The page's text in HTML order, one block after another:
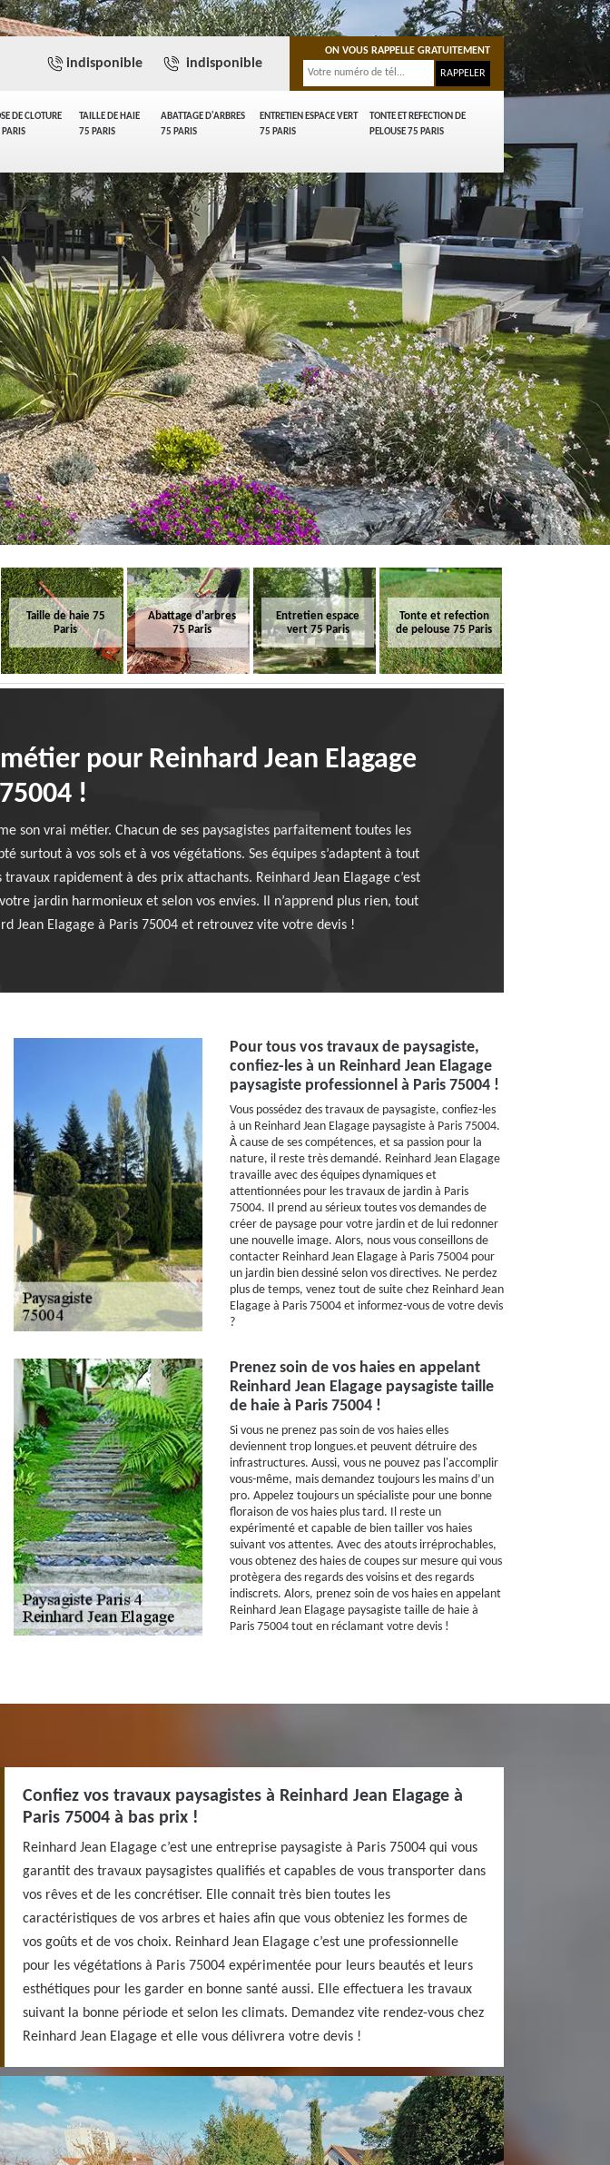
DE CLOTURE
TAILLE DE HAIE
75 PARIS
ABATTAGE D'ARBRES
75 PARIS
ENTRETIEN ESPACE VERT
75 PARIS
TONTE ET REFECTION DE
PELOUSE 75 PARIS
indisponible indisponible
ON VOUS RAPPELLE GRATUITEMENT
Taille de haie 75
Paris
Abattage d'arbres
75 Paris
Entretien espace
vert 75 Paris
Tonte et refection
de pelouse 75 Paris
pour Reinhard Jean Elagage
!
son vrai métier. Chacun de ses paysagistes parfaitement toutes les
surtout à vos sols et à vos végétations. Ses équipes s’adaptent à tout
rapidement à des prix attachants. Reinhard Jean Elagage c’est
jardin harmonieux et selon vos envies. Il n’apprend plus rien, tout
Jean Elagage à Paris 75004 et retrouvez vite votre devis !
Pour tous vos travaux de paysagiste,
confiez-les à un Reinhard Jean Elagage
paysagiste professionnel à Paris 75004 !
Vous possédez des travaux de paysagiste, confiez-les
à un Reinhard Jean Elagage paysagiste à Paris 75004.
À cause de ses compétences, et sa passion pour la
nature, il reste très demandé. Reinhard Jean Elagage
travaille avec des équipes dynamiques et
attentionnées pour les travaux de jardin à Paris
75004. Il prend au sérieux toutes vos demandes de
créer de paysage pour votre jardin et de lui redonner
une nouvelle image. Alors, nous vous conseillons de
contacter Reinhard Jean Elagage à Paris 75004 pour
un jardin bien dessiné selon vos directives. Ne perdez
plus de temps, venez tout de suite chez Reinhard Jean
Elagage à Paris 75004 et informez-vous de votre devis
?
Prenez soin de vos haies en appelant
Reinhard Jean Elagage paysagiste taille
de haie à Paris 75004 !
Si vous ne prenez pas soin de vos haies elles
deviennent trop longues.et peuvent détruire des
infrastructures. Aussi, vous ne pouvez pas l'accomplir
vous-même, mais demandez toujours les mains d’un
pro. Appelez toujours un spécialiste pour une bonne
floraison de vos haies plus tard. Il reste un
expérimenté et capable de bien tailler vos haies
suivant vos attentes. Avec des atouts irréprochables,
vous obtenez des haies de coupes sur mesure qui vous
protègera des regards des voisins et des regards
indiscrets. Alors, prenez soin de vos haies en appelant
Reinhard Jean Elagage paysagiste taille de haie à
Paris 75004 tout en réclamant votre devis !
Confiez vos travaux paysagistes à Reinhard Jean Elagage à
Paris 75004 à bas prix !
Reinhard Jean Elagage c’est une entreprise paysagiste à Paris 75004 qui vous
garantit des travaux paysagistes qualifiés et capables de vous transporter dans
vos rêves et de les concrétiser. Elle connait très bien toutes les
caractéristiques de vos arbres et haies afin que vous obteniez les formes de
vos goûts et de vos choix. Reinhard Jean Elagage c’est une professionnelle
pour les végétations à Paris 75004 expérimentée pour leurs beautés et leurs
esthétiques pour les garder en bonne santé aussi. Elle effectuera les travaux
suivant la bonne période et selon les climats. Demandez vite rendez-vous chez
Reinhard Jean Elagage et elle vous délivrera votre devis !